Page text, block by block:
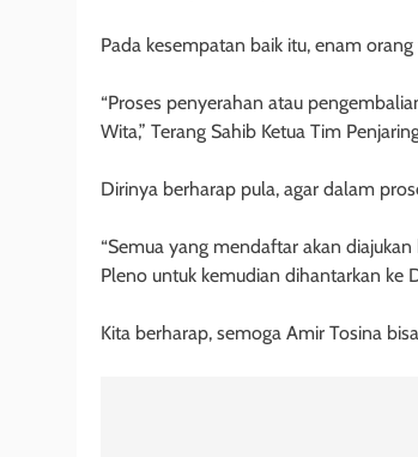
Pada kesempatan baik itu, enam
“Proses penyerahan atau
Wita,” Terang Sahib Ketua Tim
Dirinya berharap pula, agar dalam
“Semua yang mendaftar akan
Pleno untuk kemudian dihantarkan ke
Kita berharap, semoga Amir Tosina